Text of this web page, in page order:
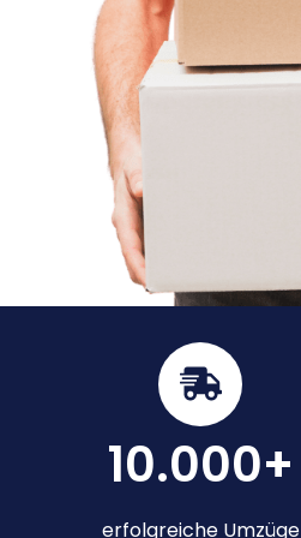
10.000+
erfolgreiche Umzüge